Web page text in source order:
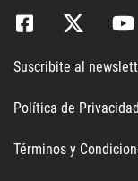
Suscribite al
Política de Privacidad
Términos y